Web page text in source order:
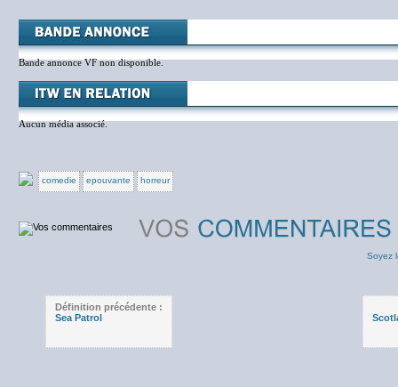
Bande annonce VF non disponible.
Aucun média associé.
comedie epouvante horreur
Soyez
Définition précédente :
Sea Patrol